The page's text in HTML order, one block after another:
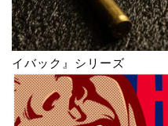
イバック』シリーズ